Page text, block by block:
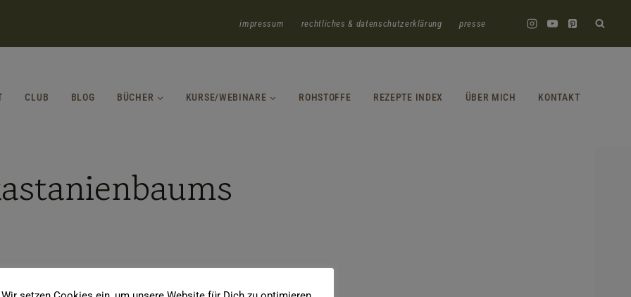
impressum rechtliches & datenschutzerklärung presse
CLUB BLOG BÜCHER KURSE/WEBINARE ROHSTOFFE REZEPTE INDEX ÜBER MICH KONTAKT